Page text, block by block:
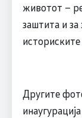
животот –
заштита и
Другите